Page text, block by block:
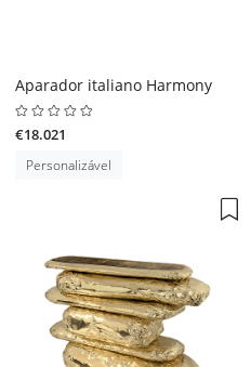
Aparador italiano Harmony
€18.021
Personalizável